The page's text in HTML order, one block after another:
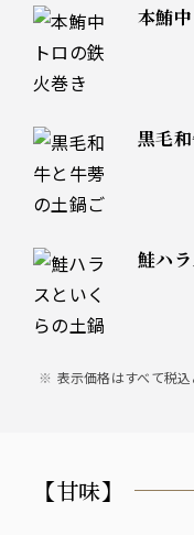
本鮪
黒毛
鮭ハ
表示価格はすべて税込
【甘味】